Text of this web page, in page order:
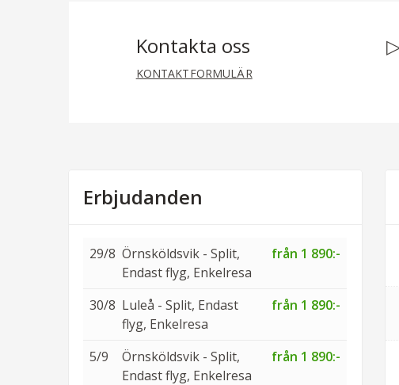
Kontakta oss
KONTAKTFORMULÄR
Erbjudanden
29/8 Örnsköldsvik - Split,
Endast flyg, Enkelresa
från 1 890:-
30/8 Luleå - Split, Endast
flyg, Enkelresa
från 1 890:-
5/9
Örnsköldsvik - Split,
Endast flyg, Enkelresa
från 1 890:-